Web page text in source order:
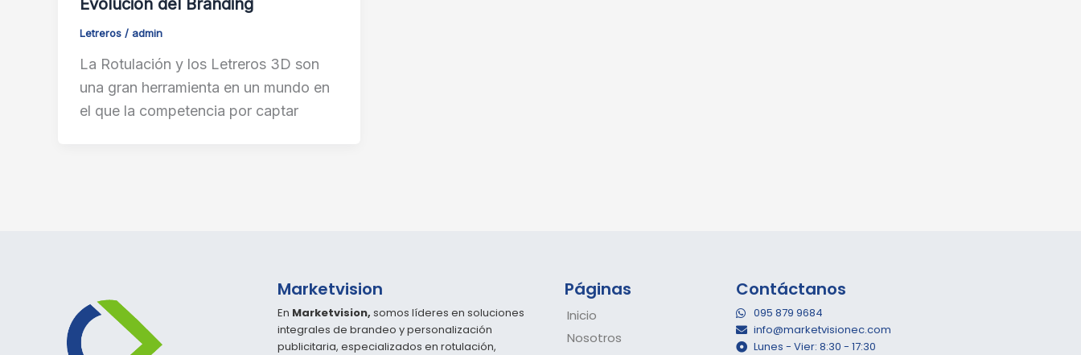
Letreros / admin
La Rotulación y los Letreros 3D son
una gran herramienta en un mundo en
el que la competencia por captar
Marketvision
En Marketvision, somos líderes en soluciones
integrales de brandeo y personalización
publicitaria, especializados en rotulación,
Páginas
Inicio
Nosotros
Contáctanos
095 879 9684
info@marketvisionec.com
Lunes - Vier: 8:30 - 17:30